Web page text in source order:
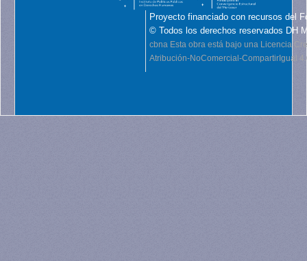
Proyecto financiado con recursos del
© Todos los derechos reservados DH
cbna Esta obra está bajo una Licencia
Atribución-NoComercial-CompartirIgual